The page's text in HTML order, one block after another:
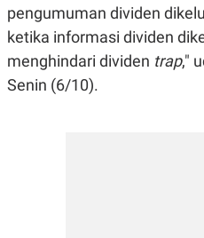
pengumuman dividen
ketika informasi dividen
menghindari dividen trap,"
Senin (6/10).